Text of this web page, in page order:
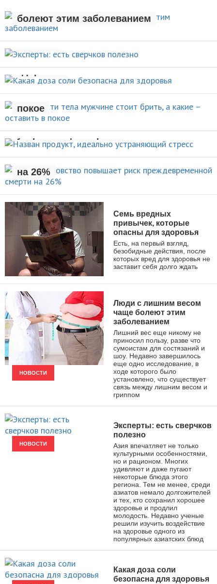
болеют этим заболеванием
НОВОСТИ
Эксперты: есть сверчков
полезно
НОВОСТИ
Какая доза соли безопасна для
здоровья
НОВОСТИ
Какие части тела мужчине стоит
брить, а какие – оставить в
покое
УХОД ЗА СОБОЙ
Назван продукт, идеально
устраняющий стресс
НОВОСТИ
Раннее отцовство повышает
риск преждевременной смерти
на 26%
НОВОСТИ
ЗДОРОВЫЙ ОБРАЗ ЖИЗНИ
Семь вредных
привычек, которые
опасны для здоровья
Есть, на первый взгляд,
безобидные действия, после
которых вред для здоровья не
заставит себя долго ждать
НОВОСТИ
Люди с лишним весом
чаще болеют этим
заболеванием
Лишний вес еще никому не
приносил пользу, разве что
сумоистам для состязаний и
шоу. Недавно завершилось
еще одно исследование, в
ходе которого было
установлено, что существует
связь между лишним весом и
гриппом
НОВОСТИ
Эксперты: есть сверчков
полезно
Азия впечатляет не только
культурными особенностями,
но и рационом. Многих
удивляют и даже пугают
некоторые блюда этого
региона. Тем не менее, среди
азиатов немало долгожителей
и тех, кто сохранил хорошее
здоровье и продлил
молодость. Недавно ученые
решили изучить воздействие
на здоровье одного из
популярных азиатских блюд
Какая доза соли
безопасна для здоровья